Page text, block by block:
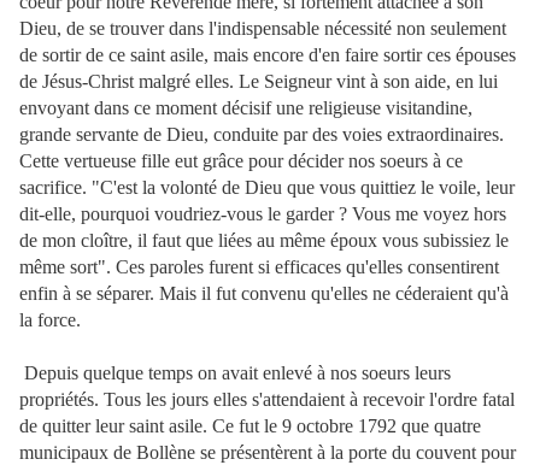
Dieu, de se trouver dans l'indispensable nécessité non seulement
de sortir de ce saint asile, mais encore d'en faire sortir ces épouses
de Jésus-Christ malgré elles. Le Seigneur vint à son aide, en lui
envoyant dans ce moment décisif une religieuse visitandine,
grande servante de Dieu, conduite par des voies extraordinaires.
Cette vertueuse fille eut grâce pour décider nos soeurs à ce
sacrifice. "C'est la volonté de Dieu que vous quittiez le voile, leur
dit-elle, pourquoi voudriez-vous le garder ? Vous me voyez hors
de mon cloître, il faut que liées au même époux vous subissiez le
même sort". Ces paroles furent si efficaces qu'elles consentirent
enfin à se séparer. Mais il fut convenu qu'elles ne céderaient qu'à
la force.
Depuis quelque temps on avait enlevé à nos soeurs leurs
propriétés. Tous les jours elles s'attendaient à recevoir l'ordre fatal
de quitter leur saint asile. Ce fut le 9 octobre 1792 que quatre
municipaux de Bollène se présentèrent à la porte du couvent pour